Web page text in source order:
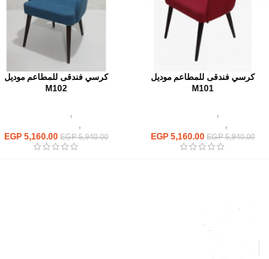
كرسي فندقى للمطاعم موديل
M101
كراسى,
وكافيهات,
EGP5,940.00
EGP 5,160.00
كرسي فندقى للمطاعم موديل
M102
كراسى,
وكافيهات,
EGP5,940.00
EGP 5,160.00